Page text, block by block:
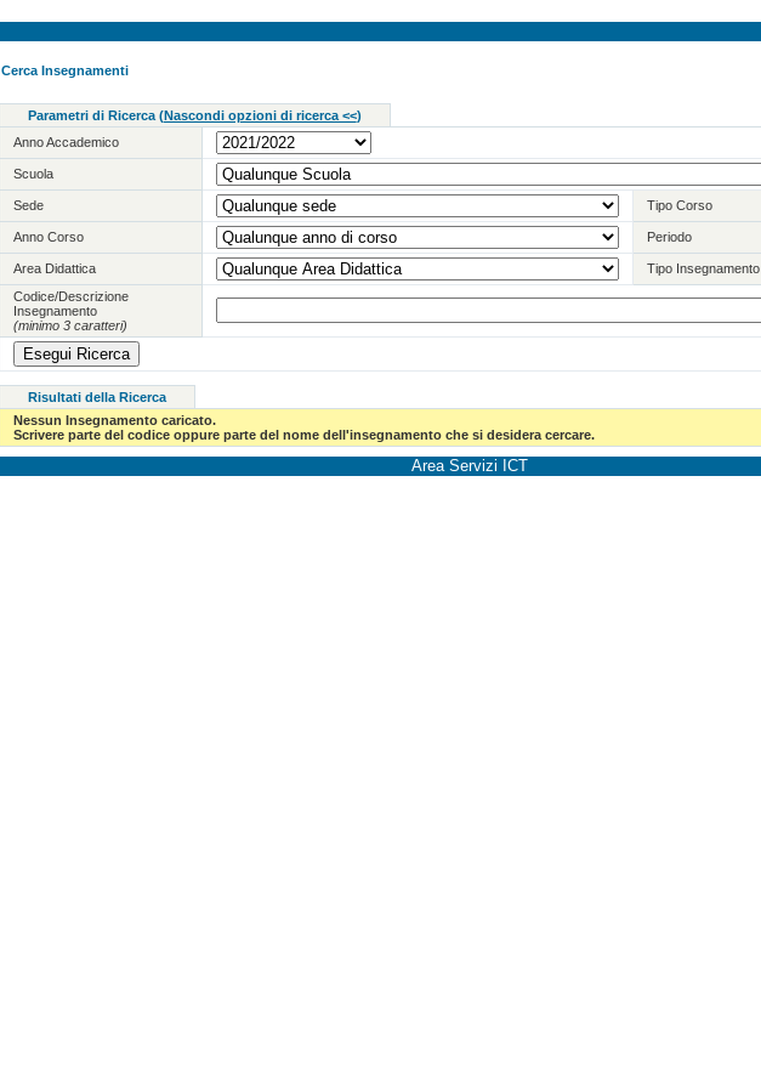
Cerca Insegnamenti
Parametri di Ricerca (Nascondi opzioni di ricerca <<)
Anno Accademico
Scuola
Sede Tipo Corso
Anno Corso Periodo
Area Didattica
Tipo Insegnamento
Codice/Descrizione
Insegnamento
(minimo 3 caratteri)
Risultati della Ricerca
Nessun Insegnamento caricato.
Scrivere parte del codice oppure parte del nome dell'insegnamento che si desidera cercare.
Area Servizi ICT